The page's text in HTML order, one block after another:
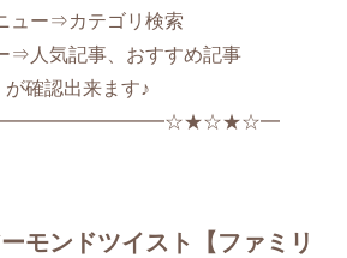
ュー⇒カテゴリ検索
⇒人気記事、おすすめ記事
が確認出来ます♪
ーモンドツイスト【ファミリ